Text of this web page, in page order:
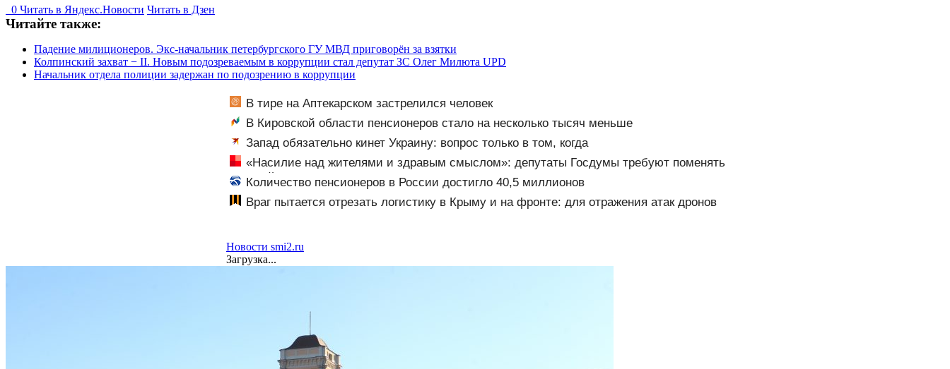
0 Читать в Яндекс.Новости Читать в Дзен
Читайте также:
Падение милиционеров. Экс-начальник петербургского ГУ МВД приговорён за взятки
Колпинский захват − II. Новым подозреваемым в коррупции стал депутат ЗС Олег Милюта UPD
Начальник отдела полиции задержан по подозрению в коррупции
В тире на Аптекарском застрелился человек
В Кировской области пенсионеров стало на несколько тысяч меньше
Запад обязательно кинет Украину: вопрос только в том, когда
«Насилие над жителями и здравым смыслом»: депутаты Госдумы требуют поменять
часовой пояс в Волгограде
Количество пенсионеров в России достигло 40,5 миллионов
Враг пытается отрезать логистику в Крыму и на фронте: для отражения атак дронов
Новости smi2.ru
Загрузка...